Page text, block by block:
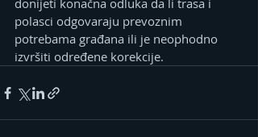
donijeti konačna odluka da li trasa i
polasci odgovaraju prevoznim
potrebama građana ili je neophodno
izvršiti određene korekcije.